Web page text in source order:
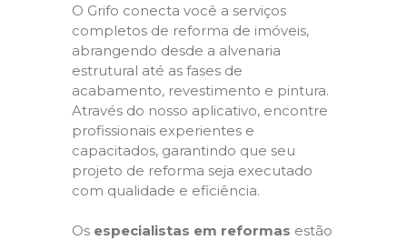
O Grifo conecta você a serviços
completos de reforma de imóveis,
abrangendo desde a alvenaria
estrutural até as fases de
acabamento, revestimento e pintura.
Através do nosso aplicativo, encontre
profissionais experientes e
capacitados, garantindo que seu
projeto de reforma seja executado
com qualidade e eficiência.
Os especialistas em reformas estão